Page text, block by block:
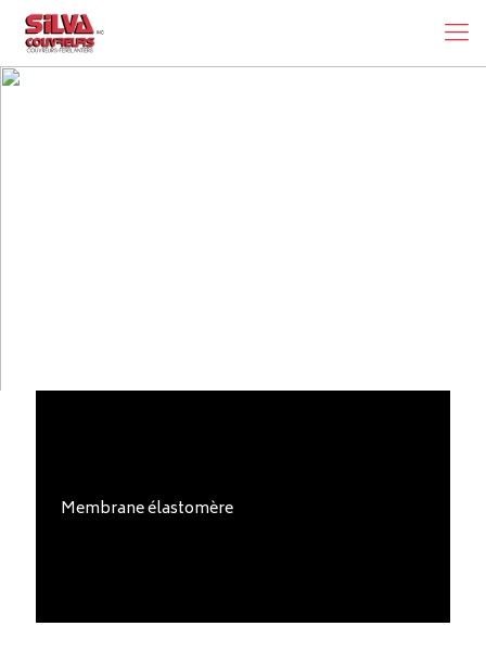
Membrane élastomère